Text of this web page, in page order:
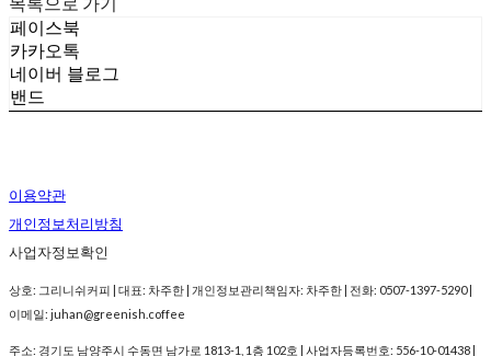
페이스북
카카오톡
네이버 블로그
밴드
이용약관
개인정보처리방침
사업자정보확인
상호: 그리니쉬커피 | 대표: 차주한 | 개인정보관리책임자: 차주한 | 전화: 0507-1397-5290 |
이메일: juhan@greenish.coffee
주소: 경기도 남양주시 수동면 남가로 1813-1, 1층 102호 | 사업자등록번호: 556-10-01438 |